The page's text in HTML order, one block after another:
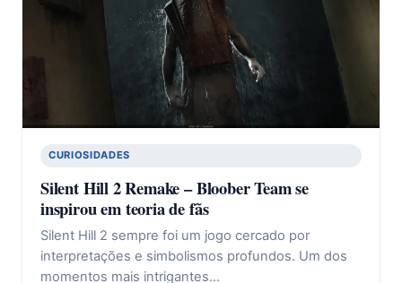
CURIOSIDADES
Silent Hill 2 Remake – Bloober Team se
inspirou em teoria de fãs
Silent Hill 2 sempre foi um jogo cercado por
interpretações e simbolismos profundos. Um dos
momentos mais intrigantes…